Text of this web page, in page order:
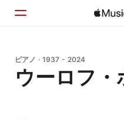
ホーム
見つける
ピアノ · 1937 - 2024
ウーロフ